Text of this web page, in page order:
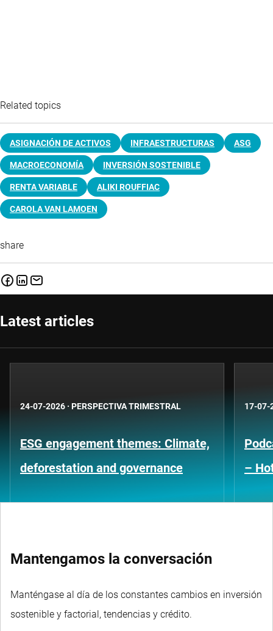
Related topics
ASIGNACIÓN DE ACTIVOS INFRAESTRUCTURAS ASG
MACROECONOMÍA INVERSIÓN SOSTENIBLE
RENTA VARIABLE ALIKI ROUFFIAC
CAROLA VAN LAMOEN
share
Latest articles
24-07-2026 · PERSPECTIVA TRIMESTRAL
ESG engagement themes: Climate,
deforestation and governance
17-07-
–
Mantengamos la conversación
Manténgase al día de los constantes cambios en inversión
sostenible y factorial, tendencias y crédito.